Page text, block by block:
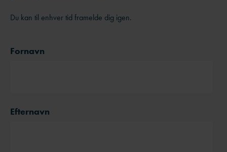
Du kan til enhver tid framelde dig igen.
Fornavn
Efternavn